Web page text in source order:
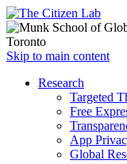
Open
menu
Skip to main content
Close
Research
Targeted
Free
App
Global